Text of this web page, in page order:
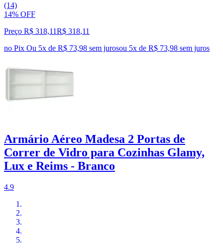
(14)
14% OFF
Preço R$ 318,11R$ 318,11
no Pix Ou 5x de R$ 73,98 sem jurosou 5x de R$ 73,98 sem juros
Armário Aéreo Madesa 2 Portas de
Correr de Vidro para Cozinhas Glamy,
Lux e Reims - Branco
4.9